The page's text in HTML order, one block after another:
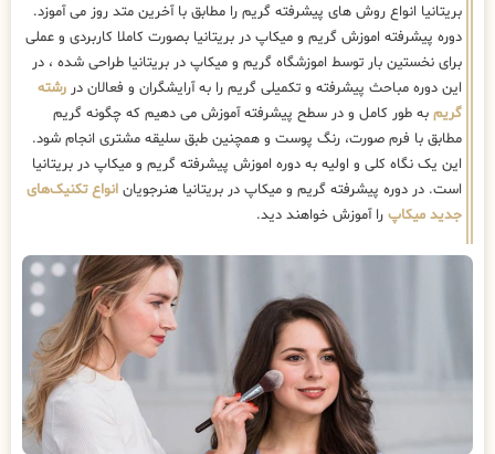
بریتانیا انواع روش های پیشرفته گریم را مطابق با آخرین متد روز می آموزد.
دوره پیشرفته اموزش گریم و میکاپ در بریتانیا بصورت کاملا کاربردی و عملی
برای نخستین بار توسط اموزشگاه گریم و میکاپ در بریتانیا طراحی شده ، در
این دوره مباحث پیشرفته و تکمیلی گریم را به آرایشگران و فعالان در رشته
گریم به طور کامل و در سطح پیشرفته آموزش می دهیم که چگونه گریم
مطابق با فرم صورت، رنگ پوست و همچنین طبق سلیقه مشتری انجام شود.
این یک نگاه کلی و اولیه به دوره اموزش پیشرفته گریم و میکاپ در بریتانیا
است. در دوره پیشرفته گریم و میکاپ در بریتانیا هنرجویان انواع تکنیک‌های
جدید میکاپ را آموزش خواهند دید.